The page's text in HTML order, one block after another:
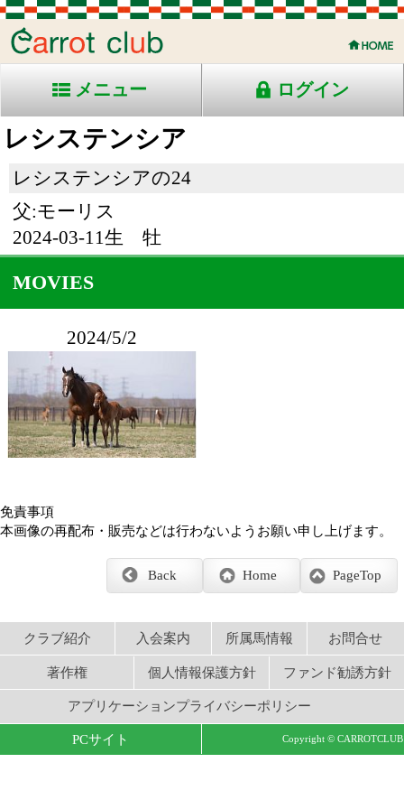
メニュー ログイン
レシステンシア
レシステンシアの24
父:モーリス
2024-03-11生 牡
MOVIES
2024/5/2
本画像の再配布・販売などは行わないようお願い申し上げます。
Home
Back
クラブ紹介 入会案内 所属馬情報
アプリケーションプライバシーポリシー
PCサイト Copyright © CARROTCLUB